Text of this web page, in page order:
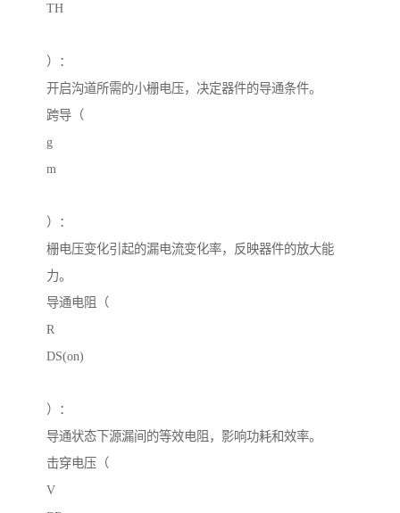
TH
）：
开启沟道所需的小栅电压，决定器件的导通条件。
跨导（
g
m
）：
栅电压变化引起的漏电流变化率，反映器件的放大能
力。
导通电阻（
R
DS(on)
）：
导通状态下源漏间的等效电阻，影响功耗和效率。
击穿电压（
V